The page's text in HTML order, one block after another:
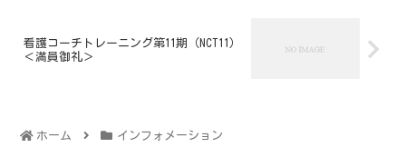
看護コーチトレーニング第11期（NCT11）
＜満員御礼＞
ホーム インフォメーション